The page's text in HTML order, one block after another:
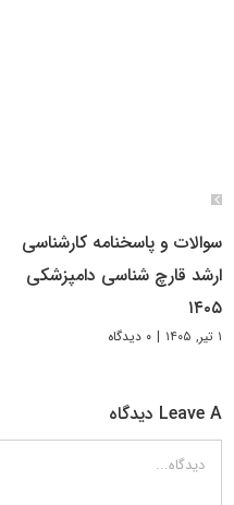
سوالات و پاسخنامه کارشناسی
ارشد قارچ شناسی دامپزشکی
۱۴۰۵
۱ تیر, ۱۴۰۵ | ۰ دیدگاه
Leave A دیدگاه
دیدگاه